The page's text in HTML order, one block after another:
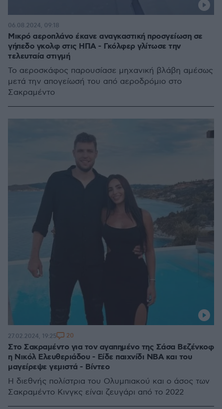
Μικρό αεροπλάνο έκανε αναγκαστική προσγείωση σε
γήπεδο γκολφ στις ΗΠΑ - Γκόλφερ γλίτωσε την
τελευταία στιγμή
To αεροσκάφος παρουσίασε μηχανική βλάβη αμέσως
μετά την απογείωσή του από αεροδρόμιο στο
Σακραμέντο
06.08.2024, 09:18
Στο Σακραμέντο για τον αγαπημένο της Σάσα Βεζένκοφ
η Νικόλ Ελευθεριάδου - Είδε παιχνίδι NBA και του
μαγείρεψε γεμιστά - Βίντεο
Η διεθνής πολίστρια του Ολυμπιακού και ο άσος των
Σακραμέντο Κινγκς είναι ζευγάρι από το 2022
27.02.2024, 19:25 20